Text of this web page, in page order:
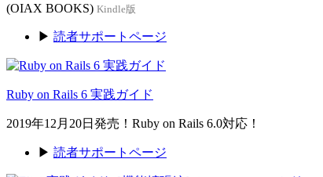
(OIAX BOOKS) Kindle版
▶ 読者サポートページ
Ruby on Rails 6 実践ガイド
2019年12月20日発売！Ruby on Rails 6.0対応！
▶ 読者サポートページ